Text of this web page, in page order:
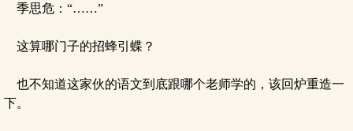
季思危：“……”
这算哪门子的招蜂引蝶？
也不知道这家伙的语文到底跟哪个老师学的，该回炉重造一
下。